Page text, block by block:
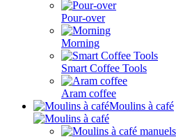
Pour-over
Morning
Smart Coffee Tools
Aram coffee
Moulins à café